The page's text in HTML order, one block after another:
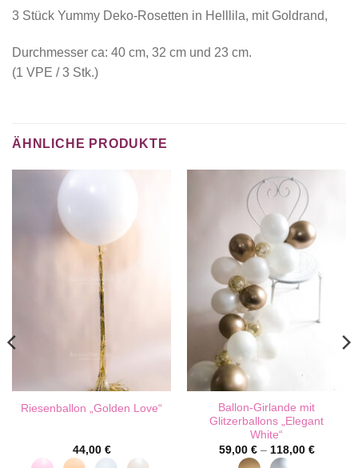
3 Stück Yummy Deko-Rosetten in Helllila, mit Goldrand,
Durchmesser ca: 40 cm, 32 cm und 23 cm.
(1 VPE / 3 Stk.)
ÄHNLICHE PRODUKTE
Riesenballon „Golden Love“
44,00 €
Ballon-Girlande mit
Glitzerballons „Elegant
White“
59,00 €– 118,00 €